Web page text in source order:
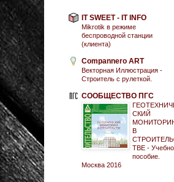
IT SWEET - IT INFO
Mikrotik в режиме
беспроводной станции
(клиента)
Compannero ART
Векторная Иллюстрация -
Строитель с рулеткой.
СООБЩЕСТВО ПГС
СКИЙ
В
ТВЕ -
пособие.
Москва 2016